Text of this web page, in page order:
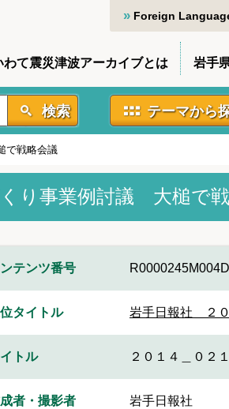
Foreign
わて震災津波アーカイブとは 岩手
検索 テーマから
で戦略会議
り事業例討議 大槌で
テンツ番号
位タイトル 岩手日報社＿２
トル ２０１４＿０２
者・撮影者 岩手日報社